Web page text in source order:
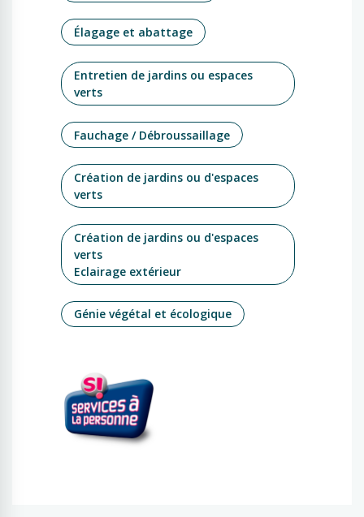
Élagage et abattage
Entretien de jardins ou espaces
verts
Fauchage / Débroussaillage
Création de jardins ou d'espaces
verts
Création de jardins ou d'espaces
verts
Eclairage extérieur
Génie végétal et écologique